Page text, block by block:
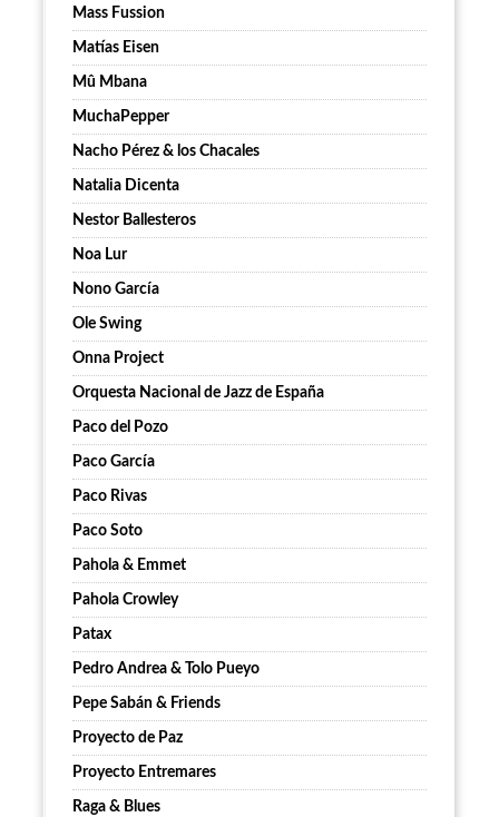
Mass Fussion
Matías Eisen
Mû Mbana
MuchaPepper
Nacho Pérez & los Chacales
Natalia Dicenta
Nestor Ballesteros
Noa Lur
Nono García
Ole Swing
Onna Project
Orquesta Nacional de Jazz de España
Paco del Pozo
Paco García
Paco Rivas
Paco Soto
Pahola & Emmet
Pahola Crowley
Patax
Pedro Andrea & Tolo Pueyo
Pepe Sabán & Friends
Proyecto de Paz
Proyecto Entremares
Raga & Blues